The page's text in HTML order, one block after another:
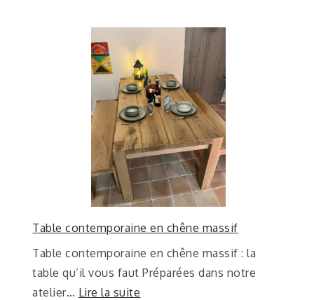
Table contemporaine en chêne massif
Table contemporaine en chêne massif : la
table qu’il vous faut Préparées dans notre
atelier… Lire la suite